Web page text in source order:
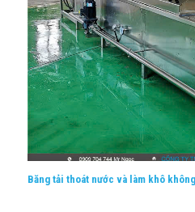
Băng tải thoát nước và làm khô